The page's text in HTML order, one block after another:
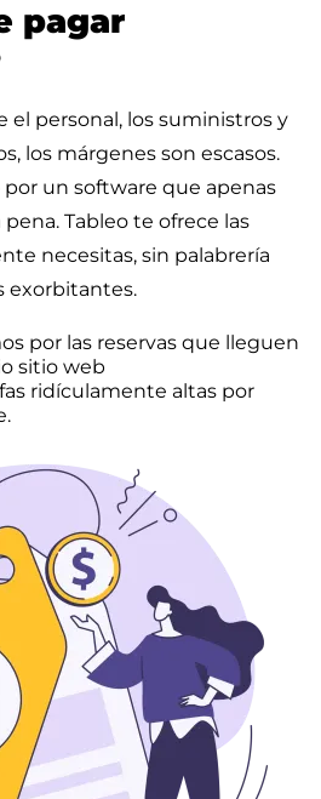
pagar
el personal, los suministros y
los márgenes son escasos.
un software que apenas
Tableo te ofrece las
necesitas, sin palabrería
exorbitantes.
por las reservas que lleguen
sitio web
ridículamente altas por